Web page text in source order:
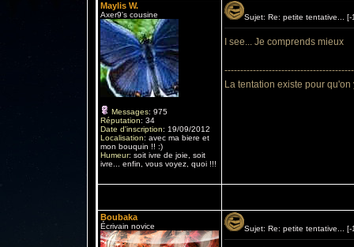
Maylis W.
Axer9's cousine
Messages: 975
Réputation: 34
Date d'inscription: 19/09/2012
Localisation: avec ma biere et
mon bouquin !! :)
Humeur: soit ivre de joie, soit
ivre... enfin, vous voyez, quoi !!!
Sujet: Re: petite tentative...
I see... Je comprends mieux
La tentation existe pour qu'on
Boubaka
Écrivain novice Sujet: Re: petite tentative...